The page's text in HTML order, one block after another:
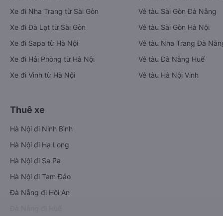
Xe đi Nha Trang từ Sài Gòn
Xe đi Đà Lạt từ Sài Gòn
Xe đi Sapa từ Hà Nội
Xe đi Hải Phòng từ Hà Nội
Xe đi Vinh từ Hà Nội
Vé tàu Sài Gòn Đà Nẵng
Vé tàu Sài Gòn Hà Nội
Vé tàu Nha Trang Đà
Vé tàu Đà Nẵng Huế
Vé tàu Hà Nội Vinh
Thuê xe
Hà Nội đi Ninh Bình
Hà Nội đi Hạ Long
Hà Nội đi Sa Pa
Hà Nội đi Tam Đảo
Đà Nẵng đi Hội An